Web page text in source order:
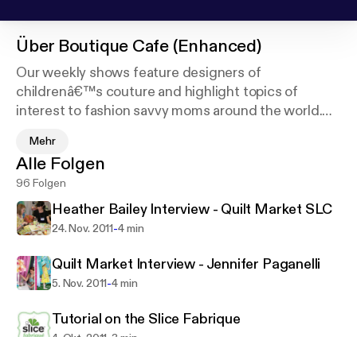
Über Boutique Cafe (Enhanced)
Our weekly shows feature designers of
childrenâ€™s couture and highlight topics of
interest to fashion savvy moms around the world.
reality and inspire her for when she returns. After all
who couldnâ€™t use a cup of couture every now
and then?
At Boutique CafÃ© we also know that your child is
Our innovative weekly show will help you to shop
smartly for your little ones, while clothing them in
Mehr
Alle Folgen
96 Folgen
Heather Bailey Interview - Quilt Market SLC
24. Nov. 2011-4 min
Quilt Market Interview - Jennifer Paganelli
5. Nov. 2011-4 min
Tutorial on the Slice Fabrique